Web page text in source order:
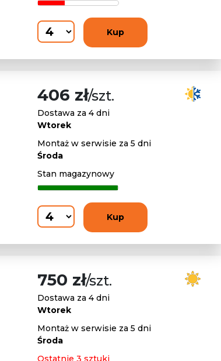
Kup
406 zł/szt.
Dostawa za 4 dni
Wtorek
Montaż w serwisie za 5 dni
Środa
Stan magazynowy
Kup
750 zł/szt.
Dostawa za 4 dni
Wtorek
Montaż w serwisie za 5 dni
Środa
Ostatnie 3 sztuki